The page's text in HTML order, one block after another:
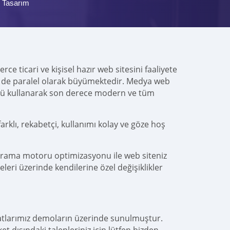
ticari ve kişisel hazır web sitesini faaliyete
paralel olarak büyümektedir. Medya web
kullanarak son derece modern ve tüm
rekabetçi, kullanımı kolay ve göze hoş
motoru optimizasyonu ile web siteniz
üzerinde kendilerine özel değişiklikler
demoların üzerinde sunulmuştur.